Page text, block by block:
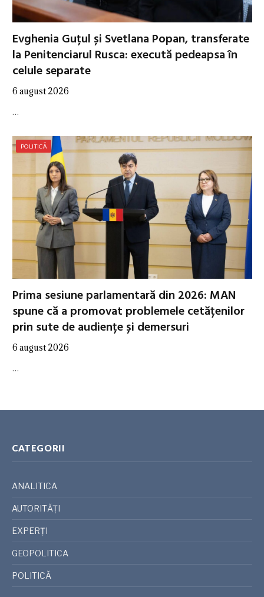
Evghenia Guțul și Svetlana Popan, transferate
la Penitenciarul Rusca: execută pedeapsa în
celule separate
6 august 2026
…
POLITICĂ
Prima sesiune parlamentară din 2026: MAN
spune că a promovat problemele cetățenilor
prin sute de audiențe și demersuri
6 august 2026
…
CATEGORII
ANALITICA
AUTORITĂȚI
EXPERȚI
GEOPOLITICA
POLITICĂ